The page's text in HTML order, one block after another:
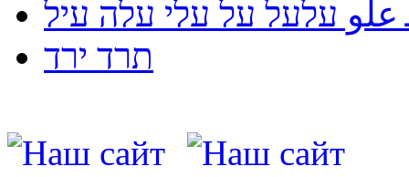
עלעל על עלי עלה עיל
תרד ירד